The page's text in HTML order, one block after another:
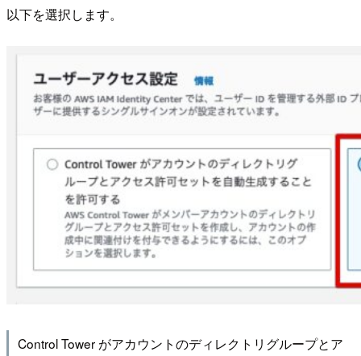
以下を選択します。
Control Tower がアカウントのディレクトリグループとア